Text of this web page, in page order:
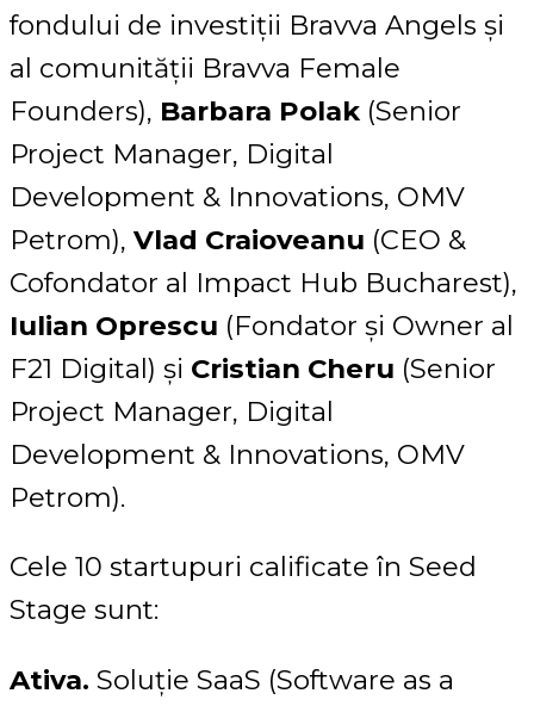
fondului de investiții Bravva Angels și
al comunității Bravva Female
Founders), Barbara Polak (Senior
Project Manager, Digital
Development & Innovations, OMV
Petrom), Vlad Craioveanu (CEO &
Cofondator al Impact Hub Bucharest),
Iulian Oprescu (Fondator și Owner al
F21 Digital) și Cristian Cheru (Senior
Project Manager, Digital
Development & Innovations, OMV
Petrom).
Cele 10 startupuri calificate în Seed
Stage sunt:
Ativa. Soluție SaaS (Software as a